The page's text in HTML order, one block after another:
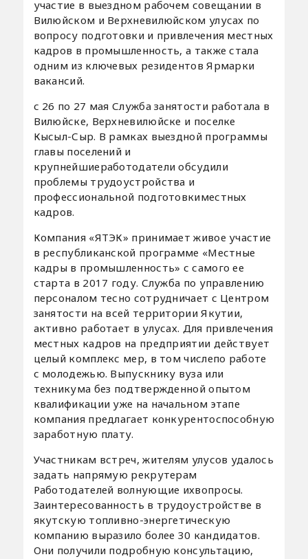
участие в выездном рабочем совещании в
Вилюйском и Верхневилюйском улусах по
вопросу подготовки и привлечения местных
кадров в промышленность, а также стала
одним из ключевых резидентов Ярмарки
вакансий.
с 26 по 27 мая Служба занятости работала в
Вилюйске, Верхневилюйске и поселке
Кысыл-Сыр. В рамках выездной программы
главы поселений и
крупнейшиеработодатели обсудили
проблемы трудоустройства и
профессиональной подготовкиместных
кадров.
Компания «ЯТЭК» принимает живое участие
в республиканской программе «Местные
кадры в промышленность» с самого ее
старта в 2017 году. Служба по управлению
персоналом тесно сотрудничает с Центром
занятости на всей территории Якутии,
активно работает в улусах. Для привлечения
местных кадров на предприятии действует
целый комплекс мер, в том числепо работе
с молодежью. Выпускнику вуза или
техникума без подтвержденной опытом
квалификации уже на начальном этапе
компания предлагает конкурентоспособную
заработную плату.
Участникам встреч, жителям улусов удалось
задать напрямую рекрутерам
Работодателей волнующие ихвопросы.
Заинтересованность в трудоустройстве в
якутскую топливно-энергетическую
компанию выразило более 30 кандидатов.
Они получили подробную консультацию,